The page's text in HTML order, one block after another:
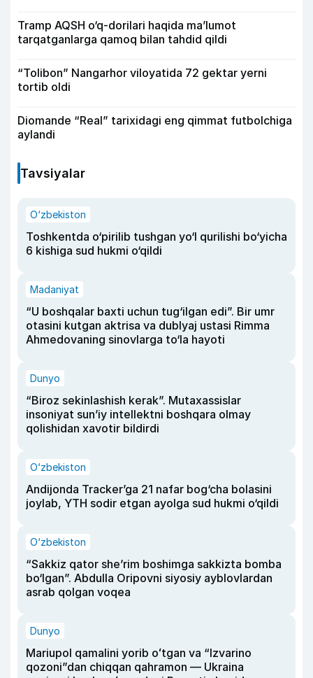
Tramp AQSH o‘q-dorilari haqida ma’lumot
tarqatganlarga qamoq bilan tahdid qildi
“Tolibon” Nangarhor viloyatida 72 gektar yerni
tortib oldi
Diomande “Real” tarixidagi eng qimmat futbolchiga
aylandi
Tavsiyalar
O‘zbekiston
Toshkentda o‘pirilib tushgan yo‘l qurilishi bo‘yicha
6 kishiga sud hukmi o‘qildi
Madaniyat
“U boshqalar baxti uchun tug‘ilgan edi”. Bir umr
otasini kutgan aktrisa va dublyaj ustasi Rimma
Ahmedovaning sinovlarga to‘la hayoti
Dunyo
“Biroz sekinlashish kerak”. Mutaxassislar
insoniyat sun’iy intellektni boshqara olmay
qolishidan xavotir bildirdi
O‘zbekiston
Andijonda Tracker’ga 21 nafar bog‘cha bolasini
joylab, YTH sodir etgan ayolga sud hukmi o‘qildi
O‘zbekiston
“Sakkiz qator she’rim boshimga sakkizta bomba
bo‘lgan”. Abdulla Oripovni siyosiy ayblovlardan
asrab qolgan voqea
Dunyo
Mariupol qamalini yorib oʻtgan va “Izvarino
qozoni”dan chiqqan qahramon — Ukraina